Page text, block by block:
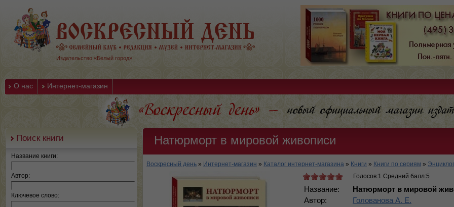
Издательство «Белый город»
О нас Интернет-магазин
Поиск книги
Название книги:
Автор:
Ключевое слово:
Натюрморт в мировой живописи
Воскресный день » Интернет-магазин » Каталог интернет-магазина » Книги » Книги по сериям »
Голосов:1 Средний балл:5
Название:
Натюрморт в мировой
Автор:
Голованова А. Е.